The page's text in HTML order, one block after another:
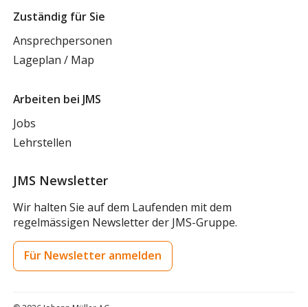
Zuständig für Sie
Ansprechpersonen
Lageplan / Map
Arbeiten bei JMS
Jobs
Lehrstellen
JMS Newsletter
Wir halten Sie auf dem Laufenden mit dem
regelmässigen Newsletter der JMS-Gruppe.
Für Newsletter anmelden